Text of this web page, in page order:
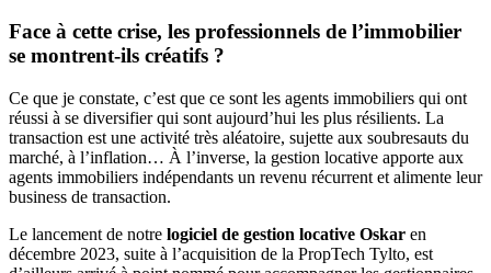
Face à cette crise, les professionnels de l’immobilier
se montrent-ils créatifs ?
Ce que je constate, c’est que ce sont les agents immobiliers qui ont
réussi à se diversifier qui sont aujourd’hui les plus résilients. La
transaction est une activité très aléatoire, sujette aux soubresauts du
marché, à l’inflation… À l’inverse, la gestion locative apporte aux
agents immobiliers indépendants un revenu récurrent et alimente leur
business de transaction.
Le lancement de notre logiciel de gestion locative Oskar en
décembre 2023, suite à l’acquisition de la PropTech Tylto, est